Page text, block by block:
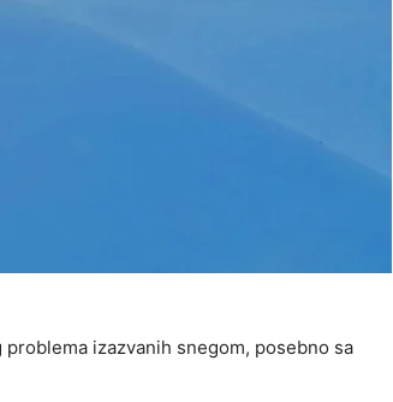
izazvanih snegom, posebno sa